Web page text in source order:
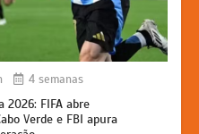
4 semanas
2026: FIFA abre
Verde e FBI apura